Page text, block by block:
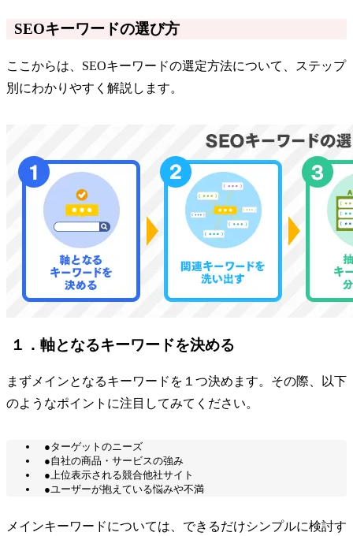
SEOキーワードの選び方
ここからは、SEOキーワードの選定方法について、ステップ
別にわかりやすく解説します。
１．軸となるキーワードを決める
まずメインとなるキーワードを１つ決めます。その際、以下
のようなポイントに注目してみてください。
●ターゲットのニーズ
●自社の商品・サービスの強み
●上位表示される競合他社サイト
●ユーザーが抱えている悩みや不満
メインキーワードについては、できるだけシンプルに検討す